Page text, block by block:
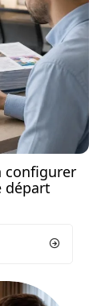
configurer
départ